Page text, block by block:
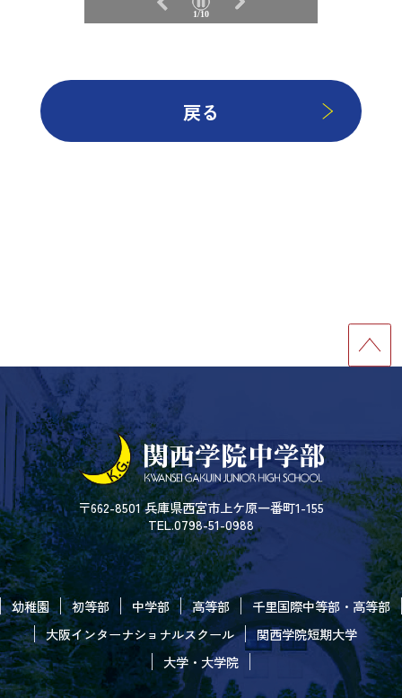
1/10
戻る
〒662-8501 兵庫県西宮市上ケ原一番町1-155
TEL.0798-51-0988
幼稚園 初等部 中学部 高等部
千里国際中等部・高等部
大阪インターナショナルスクール
関西学院短期大学
大学・大学院